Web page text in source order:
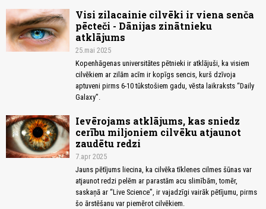
Visi zilacainie cilvēki ir viena senča
pēcteči - Dānijas zinātnieku
atklājums
25.mai 2025
Kopenhāgenas universitātes pētnieki ir atklājuši, ka visiem
cilvēkiem ar zilām acīm ir kopīgs sencis, kurš dzīvoja
aptuveni pirms 6-10 tūkstošiem gadu, vēsta laikraksts “Daily
Galaxy”.
Ievērojams atklājums, kas sniedz
cerību miljoniem cilvēku atjaunot
zaudētu redzi
7.apr 2025
Jauns pētījums liecina, ka cilvēka tīklenes cilmes šūnas var
atjaunot redzi pelēm ar parastām acu slimībām, tomēr,
saskaņā ar “Live Science”, ir vajadzīgi vairāk pētījumu, pirms
šo ārstēšanu var piemērot cilvēkiem.